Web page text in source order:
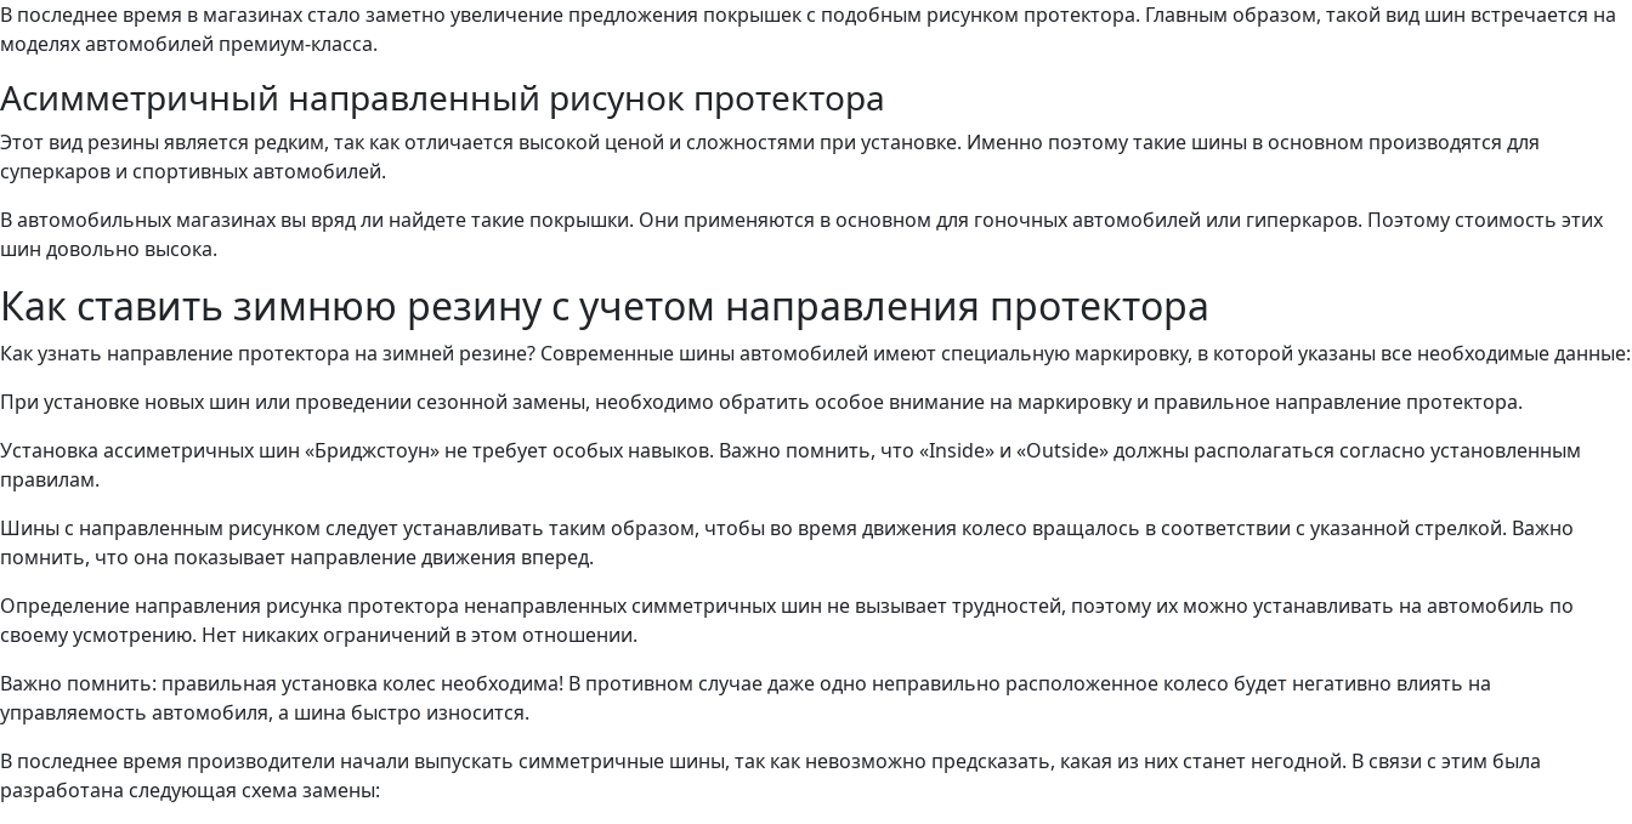
В последнее время в магазинах стало заметно увеличение предложения покрышек с подобным рисунком протектора. Главным образом, такой вид шин встречается на
моделях автомобилей премиум-класса.
Асимметричный направленный рисунок протектора
Этот вид резины является редким, так как отличается высокой ценой и сложностями при установке. Именно поэтому такие шины в основном производятся для
суперкаров и спортивных автомобилей.
В автомобильных магазинах вы вряд ли найдете такие покрышки. Они применяются в основном для гоночных автомобилей или гиперкаров. Поэтому стоимость этих
шин довольно высока.
Как ставить зимнюю резину с учетом направления протектора
Как узнать направление протектора на зимней резине? Современные шины автомобилей имеют специальную маркировку, в которой указаны все необходимые данные:
При установке новых шин или проведении сезонной замены, необходимо обратить особое внимание на маркировку и правильное направление протектора.
Установка ассиметричных шин «Бриджстоун» не требует особых навыков. Важно помнить, что «Inside» и «Outside» должны располагаться согласно установленным
правилам.
Шины с направленным рисунком следует устанавливать таким образом, чтобы во время движения колесо вращалось в соответствии с указанной стрелкой. Важно
помнить, что она показывает направление движения вперед.
Определение направления рисунка протектора ненаправленных симметричных шин не вызывает трудностей, поэтому их можно устанавливать на автомобиль по
своему усмотрению. Нет никаких ограничений в этом отношении.
Важно помнить: правильная установка колес необходима! В противном случае даже одно неправильно расположенное колесо будет негативно влиять на
управляемость автомобиля, а шина быстро износится.
В последнее время производители начали выпускать симметричные шины, так как невозможно предсказать, какая из них станет негодной. В связи с этим была
разработана следующая схема замены: